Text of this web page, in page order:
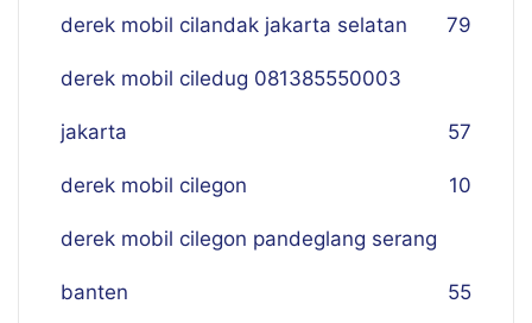
derek mobil cilandak jakarta selatan 79
derek mobil ciledug 081385550003
jakarta 57
derek mobil cilegon 10
derek mobil cilegon pandeglang serang
banten 55